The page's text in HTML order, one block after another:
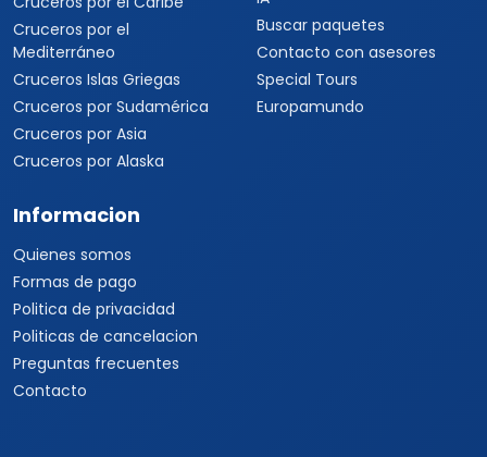
Cruceros por el
Mediterráneo
Cruceros Islas Griegas
Cruceros por Sudamérica
Cruceros por Asia
Cruceros por Alaska
Buscar paquetes
Contacto con asesores
Special Tours
Europamundo
Informacion
Quienes somos
Formas de pago
Politica de privacidad
Politicas de cancelacion
Preguntas frecuentes
Contacto